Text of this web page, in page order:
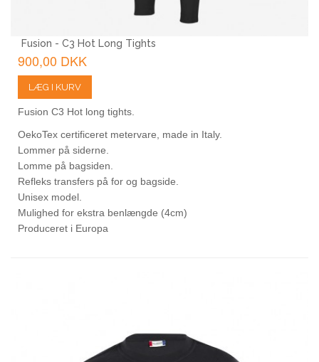
Fusion - C3 Hot Long Tights
900,00 DKK
LÆG I KURV
Fusion C3 Hot long tights.
OekoTex certificeret metervare, made in Italy.
Lommer på siderne.
Lomme på bagsiden.
Refleks transfers på for og bagside.
Unisex model.
Mulighed for ekstra benlængde (4cm)
Produceret i Europa